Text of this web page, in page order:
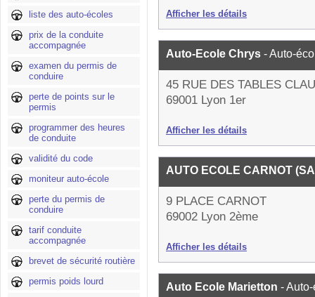
liste des auto-écoles
prix de la conduite
accompagnée
examen du permis de
conduire
perte de points sur le
permis
programmer des heures
de conduite
validité du code
moniteur auto-école
perte du permis de
conduire
tarif conduite
accompagnée
brevet de sécurité routière
permis poids lourd
Afficher les détails
Auto-Ecole Chrys - Auto-
45 RUE DES TABLES
69001 Lyon 1er
Afficher les détails
AUTO ECOLE CARNOT
9 PLACE CARNOT
69002 Lyon 2ème
Afficher les détails
Auto Ecole Marietton -